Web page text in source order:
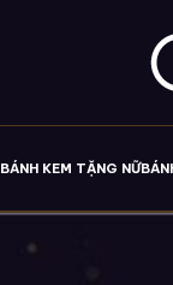
BÁNH KEM TẶNG NỮ